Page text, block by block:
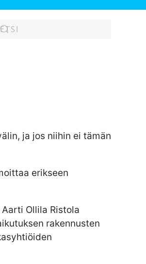
ja jos niihin ei tämän
erikseen
Ollila Ristola
rakennusten